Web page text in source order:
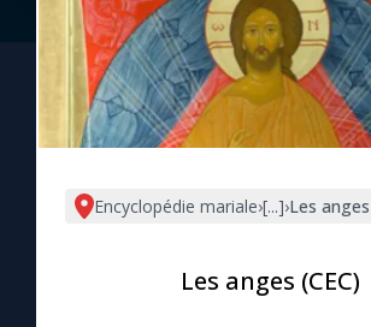
1000 Raisons de Croire
L'actualité de la semaine
La chaîne Youtube
La newsletter
La vidéo de la semaine
Encyclopédie mariale›[...]›Les
Les anges (CEC)